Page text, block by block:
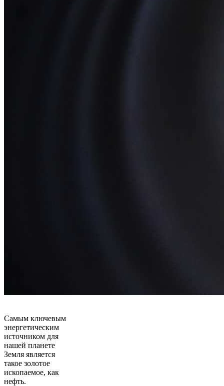
Самым ключевым
энергетическим
источником для
нашей планете
Земля является
такое золотое
ископаемое, как
нефть.